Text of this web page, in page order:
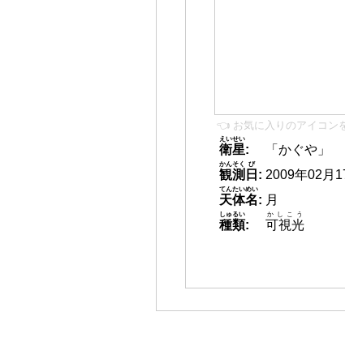
👈 お気に入りのアイコン
衛星
えいせい
:
「かぐや」
観測
かんそく
日
び
: 2009年02月
天体名
てんたいめい
: 月
種類
しゅるい
: 可視光
かしこう